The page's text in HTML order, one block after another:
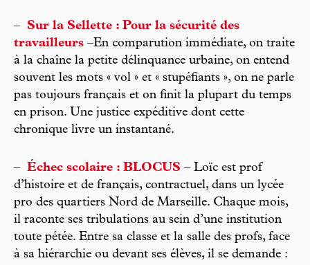
–
Sur la Sellette : Pour la sécurité des
travailleurs –En comparution immédiate, on traite
à la chaîne la petite délinquance urbaine, on entend
souvent les mots « vol » et « stupéfiants », on ne parle
pas toujours français et on finit la plupart du temps
en prison. Une justice expéditive dont cette
chronique livre un instantané.
– Échec scolaire : BLOCUS – Loïc est prof
d’histoire et de français, contractuel, dans un lycée
pro des quartiers Nord de Marseille. Chaque mois,
il raconte ses tribulations au sein d’une institution
toute pétée. Entre sa classe et la salle des profs, face
à sa hiérarchie ou devant ses élèves, il se demande :